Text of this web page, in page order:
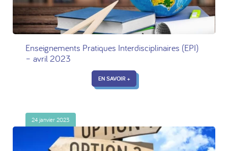
Enseignements Pratiques Interdisciplinaires (EPI)
– avril 2023
EN SAVOIR +
24 janvier 2023